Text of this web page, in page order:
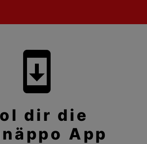
system_update
dir die
App